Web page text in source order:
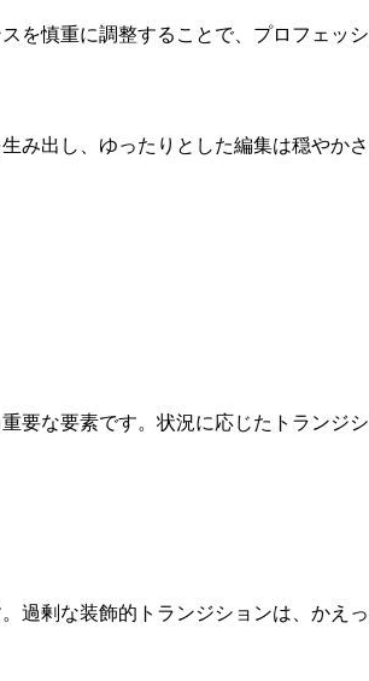
慎重に調整することで、プロフェッ
出し、ゆったりとした編集は穏やかさ
な要素です。状況に応じたトランジ
過剰な装飾的トランジションは、かえ